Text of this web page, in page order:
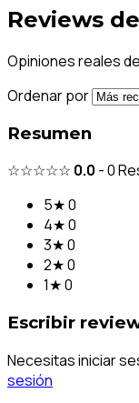
Reviews
Opiniones reales
Ordenar por
Resumen
☆☆☆☆☆ 0.0 -0
5★0
4★0
3★0
2★0
1★0
Escribir
Necesitas iniciar
sesión